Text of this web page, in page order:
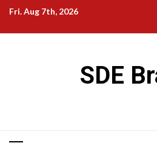
Skip
content
Fri. Aug 7th, 2026
SDE